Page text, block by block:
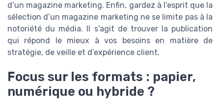
d’un magazine marketing. Enfin, gardez à l’esprit que la
sélection d’un magazine marketing ne se limite pas à la
notoriété du média. Il s’agit de trouver la publication
qui répond le mieux à vos besoins en matière de
stratégie, de veille et d’expérience client.
Focus sur les formats : papier,
numérique ou hybride ?